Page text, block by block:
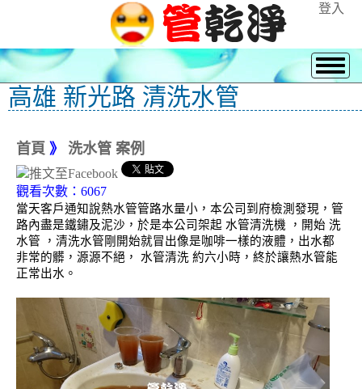
登入
高雄 新光路 清洗水管
首頁 》 洗水管 案例
觀看次數：6067
當天客戶通知說熱水管管路水量小，本公司到府檢測發現，管
路內盡是鐵鏽及泥沙，於是本公司架起 水管清洗機 ，開始 洗
水管 ，清洗水管剛開始就冒出像是咖啡一樣的液體，出水都
非常的髒，源源不絕， 水管清洗 約六小時，終於讓熱水管能
正常出水。